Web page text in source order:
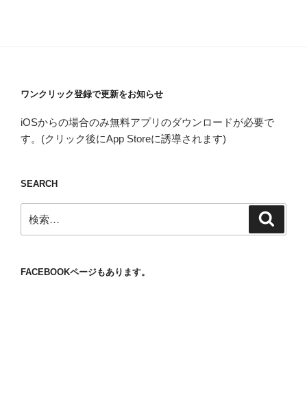
ワンクリック登録で更新をお知らせ
iOSからの場合のみ無料アプリのダウンロードが必要で
す。(クリック後にApp Storeに誘導されます)
SEARCH
索:
FACEBOOKページもあります。